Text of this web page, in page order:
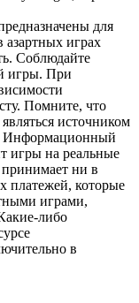
для
азартных играх
Соблюдайте
игры. При
Помните, что
источником
Информационный
игры на реальные
ни в
платежей, которые
играми,
либо
в